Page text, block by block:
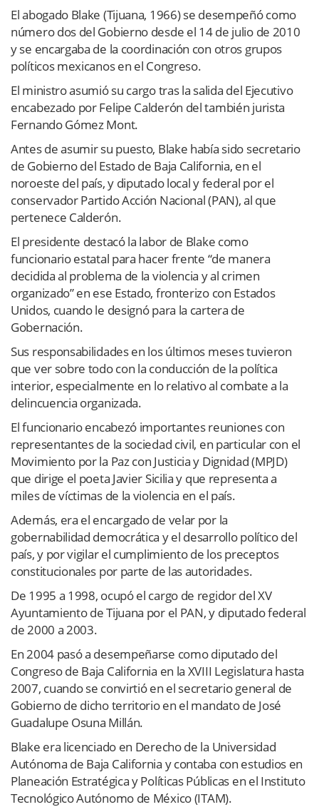
El abogado Blake (Tijuana, 1966) se desempeñó como
número dos del Gobierno desde el 14 de julio de 2010
y se encargaba de la coordinación con otros grupos
políticos mexicanos en el Congreso.
El ministro asumió su cargo tras la salida del Ejecutivo
encabezado por Felipe Calderón del también jurista
Fernando Gómez Mont.
Antes de asumir su puesto, Blake había sido secretario
de Gobierno del Estado de Baja California, en el
noroeste del país, y diputado local y federal por el
conservador Partido Acción Nacional (PAN), al que
pertenece Calderón.
El presidente destacó la labor de Blake como
funcionario estatal para hacer frente “de manera
decidida al problema de la violencia y al crimen
organizado” en ese Estado, fronterizo con Estados
Unidos, cuando le designó para la cartera de
Gobernación.
Sus responsabilidades en los últimos meses tuvieron
que ver sobre todo con la conducción de la política
interior, especialmente en lo relativo al combate a la
delincuencia organizada.
El funcionario encabezó importantes reuniones con
representantes de la sociedad civil, en particular con el
Movimiento por la Paz con Justicia y Dignidad (MPJD)
que dirige el poeta Javier Sicilia y que representa a
miles de víctimas de la violencia en el país.
Además, era el encargado de velar por la
gobernabilidad democrática y el desarrollo político del
país, y por vigilar el cumplimiento de los preceptos
constitucionales por parte de las autoridades.
De 1995 a 1998, ocupó el cargo de regidor del XV
Ayuntamiento de Tijuana por el PAN, y diputado federal
de 2000 a 2003.
En 2004 pasó a desempeñarse como diputado del
Congreso de Baja California en la XVIII Legislatura hasta
2007, cuando se convirtió en el secretario general de
Gobierno de dicho territorio en el mandato de José
Guadalupe Osuna Millán.
Blake era licenciado en Derecho de la Universidad
Autónoma de Baja California y contaba con estudios en
Planeación Estratégica y Políticas Públicas en el Instituto
Tecnológico Autónomo de México (ITAM).